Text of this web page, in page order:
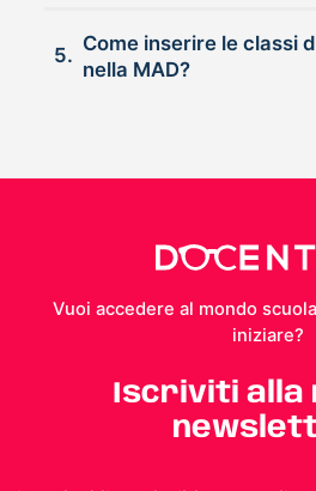
5.
Come inserire le classi di
nella MAD?
Vuoi accedere al mondo
iniziare?
Iscriviti alla